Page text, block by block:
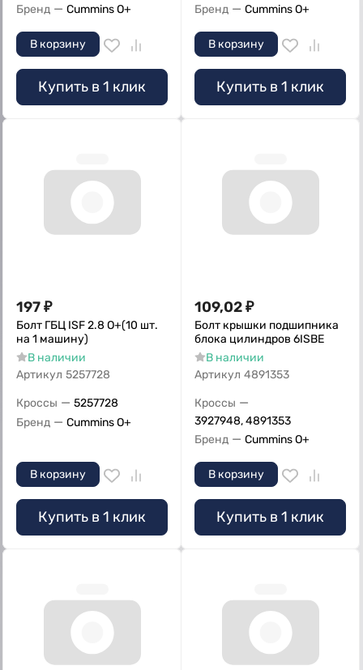
Бренд — Cummins O+
В корзину
Купить в 1 клик
Бренд — Cummins O+
В корзину
Купить в 1 клик
197₽
Болт ГБЦ ISF 2.8 O+(10 шт.
на 1 машину)
В наличии
Артикул 5257728
Кроссы — 5257728
Бренд — Cummins O+
В корзину
Купить в 1 клик
109,02₽
Болт крышки подшипника
блока цилиндров 6ISBE
В наличии
Артикул 4891353
Кроссы —
3927948, 4891353
Бренд — Cummins O+
В корзину
Купить в 1 клик